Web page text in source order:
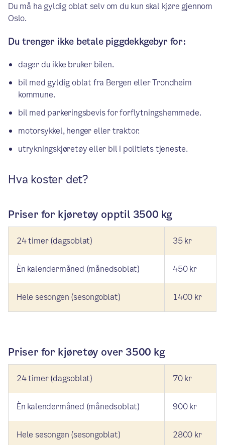
Du må ha gyldig oblat selv om du kun skal kjøre gjennom
Oslo.
Du trenger ikke betale piggdekkgebyr for:
dager du ikke bruker bilen.
bil med gyldig oblat fra Bergen eller Trondheim
kommune.
bil med parkeringsbevis for forflytningshemmede.
motorsykkel, henger eller traktor.
utrykningskjøretøy eller bil i politiets tjeneste.
Hva koster det?
Priser for kjøretøy opptil 3500 kg
24 timer (dagsoblat) 35 kr
Èn kalendermåned (månedsoblat) 450 kr
Hele sesongen (sesongoblat) 1400 kr
Priser for kjøretøy over 3500 kg
24 timer (dagsoblat) 70 kr
Èn kalendermåned (månedsoblat) 900 kr
Hele sesongen (sesongoblat) 2800 kr